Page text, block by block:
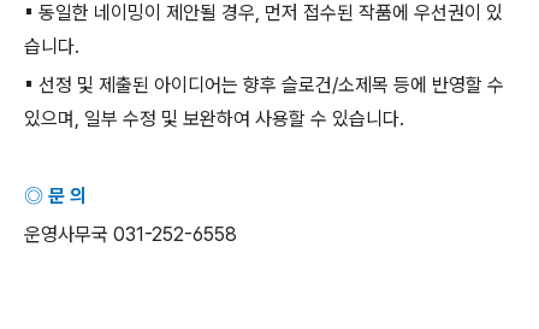
▪ 동일한 네이밍이 제안될 경우, 먼저 접수된 작품에 우선권이 있
습니다.
▪ 선정 및 제출된 아이디어는 향후 슬로건/소제목 등에 반영할 수
있으며, 일부 수정 및 보완하여 사용할 수 있습니다.
◎ 문 의
운영사무국 031-252-6558